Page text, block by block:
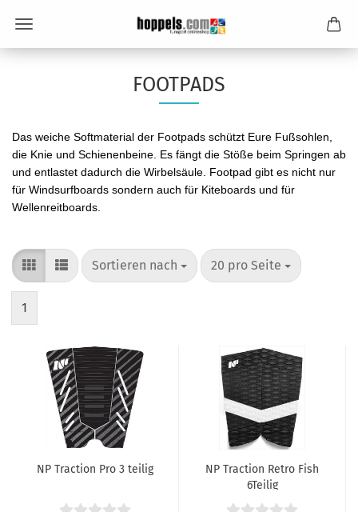
FOOTPADS
Das weiche Softmaterial der Footpads schützt Eure Fußsohlen,
die Knie und Schienenbeine. Es fängt die Stöße beim Springen ab
und entlastet dadurch die Wirbelsäule. Footpad gibt es nicht nur
für Windsurfboards sondern auch für Kiteboards und für
Wellenreitboards.
Sortieren nach
Sortieren nach 20 pro Seite
pro Seite
1
NP Traction Pro 3 teilig
NP Traction Retro Fish
6Teilig